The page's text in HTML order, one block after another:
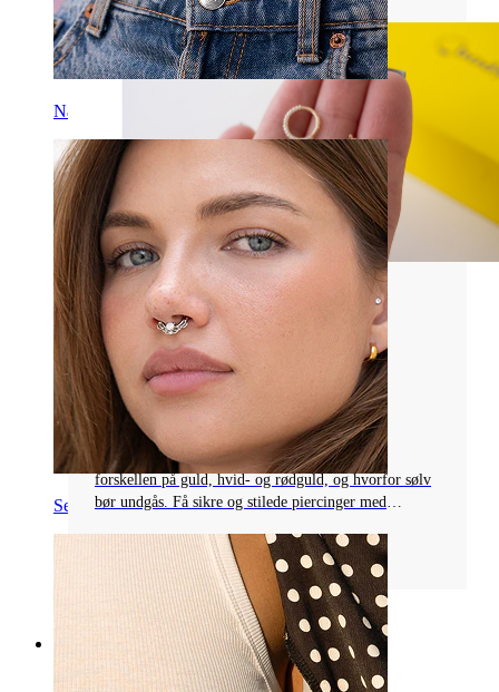
Navle
Septum
Piercingsmykkematerialer
VÆLG DE BEDSTE
GULDPIERCINGSMYKKER: TIPS OG
ANBEFALINGER
Se, hvorfor 14K guld er ideelt til piercinger,
forskellen på guld, hvid- og rødguld, og hvorfor sølv
bør undgås. Få sikre og stilede piercinger med
Læs mere
Navle